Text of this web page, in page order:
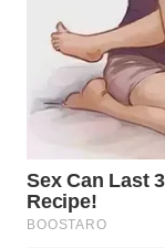
WN
GORONTALO
WN
WN
MALUKU